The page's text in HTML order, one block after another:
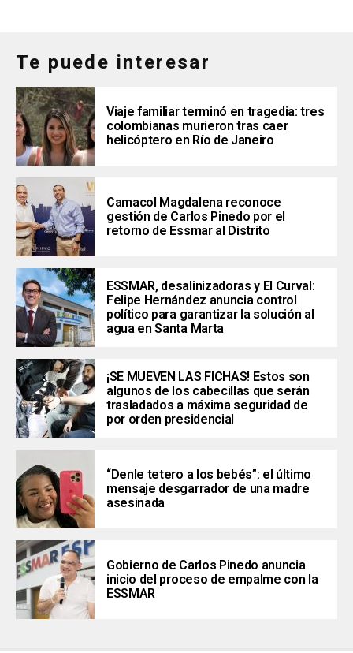
Te puede interesar
Viaje familiar terminó en tragedia: tres
colombianas murieron tras caer
helicóptero en Río de Janeiro
Camacol Magdalena reconoce
gestión de Carlos Pinedo por el
retorno de Essmar al Distrito
ESSMAR, desalinizadoras y El Curval:
Felipe Hernández anuncia control
político para garantizar la solución al
agua en Santa Marta
¡SE MUEVEN LAS FICHAS! Estos son
algunos de los cabecillas que serán
trasladados a máxima seguridad de
por orden presidencial
“Denle tetero a los bebés”: el último
mensaje desgarrador de una madre
asesinada
Gobierno de Carlos Pinedo anuncia
inicio del proceso de empalme con la
ESSMAR